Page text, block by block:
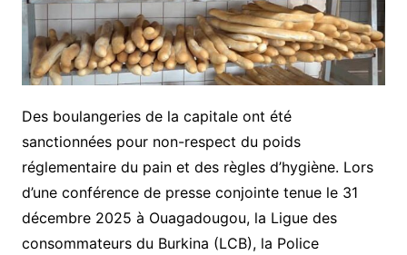
Des boulangeries de la capitale ont été
sanctionnées pour non-respect du poids
réglementaire du pain et des règles d’hygiène. Lors
d’une conférence de presse conjointe tenue le 31
décembre 2025 à Ouagadougou, la Ligue des
consommateurs du Burkina (LCB), la Police